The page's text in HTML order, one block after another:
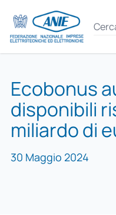
Ecobonus
disponibili
miliardo di
30 Maggio 2024